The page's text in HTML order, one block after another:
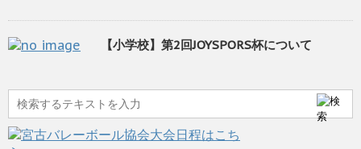
【小学校】第2回JOYSPORS杯について